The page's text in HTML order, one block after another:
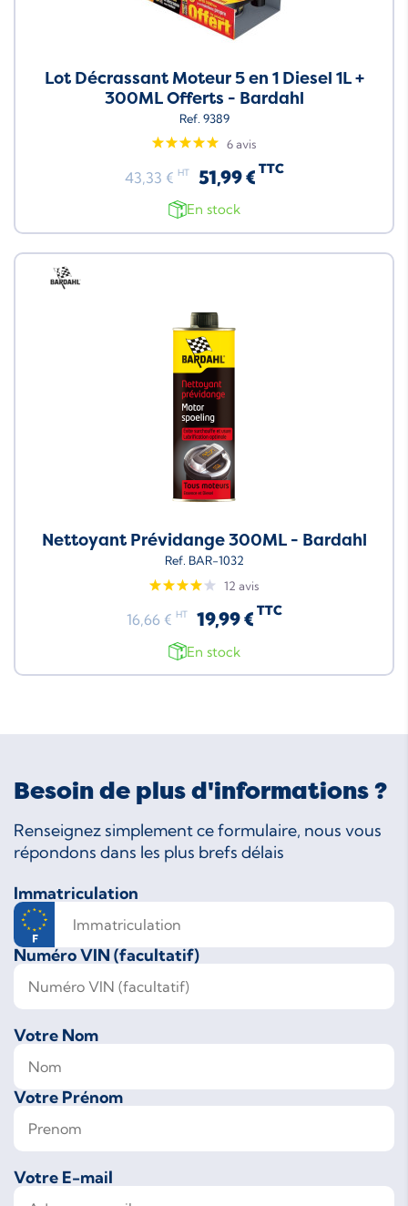
Lot Décrassant Moteur 5 en 1 Diesel 1L +
300ML Offerts - Bardahl
Ref. 9389
6 avis
43,33 € HT 51,99 € TTC
En stock
Neuf
Nettoyant Prévidange 300ML - Bardahl
Ref. BAR-1032
12 avis
16,66 € HT 19,99 € TTC
En stock
Besoin de plus d'informations ?
Renseignez simplement ce formulaire, nous vous
répondons dans les plus brefs délais
Immatriculation
Numéro VIN (facultatif)
Votre Nom
Votre Prénom
Votre E-mail